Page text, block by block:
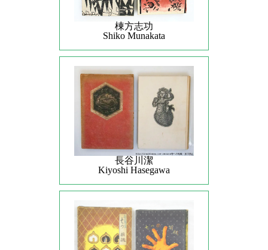
棟方志功
Shiko Munakata
長谷川潔
Kiyoshi Hasegawa